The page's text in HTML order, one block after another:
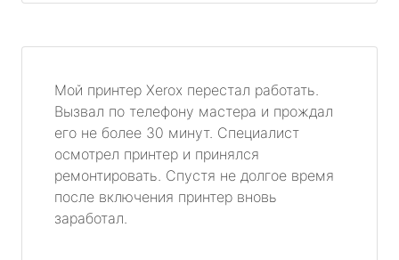
Мой принтер Xerox перестал работать.
Вызвал по телефону мастера и прождал
его не более 30 минут. Специалист
осмотрел принтер и принялся
ремонтировать. Спустя не долгое время
после включения принтер вновь
заработал.